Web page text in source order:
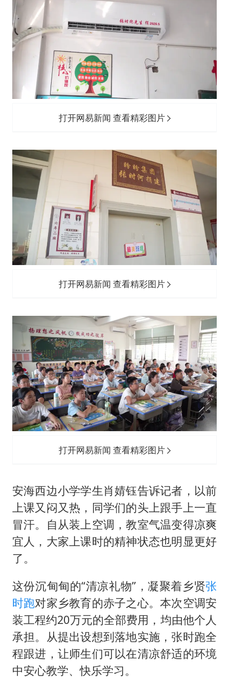
打开网易新闻 查看精彩图片
打开网易新闻 查看精彩图片
打开网易新闻 查看精彩图片
安海西边小学学生肖婧钰告诉记者，以前
上课又闷又热，同学们的头上跟手上一直
冒汗。自从装上空调，教室气温变得凉爽
宜人，大家上课时的精神状态也明显更好
了。
这份沉甸甸的“清凉礼物”，凝聚着乡贤张
时跑对家乡教育的赤子之心。本次空调安
装工程约20万元的全部费用，均由他个人
承担。从提出设想到落地实施，张时跑全
程跟进，让师生们可以在清凉舒适的环境
中安心教学、快乐学习。